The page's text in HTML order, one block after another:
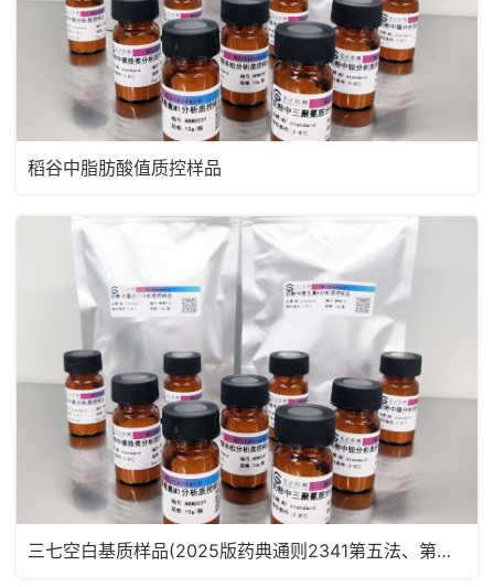
稻谷中脂肪酸值质控样品
三七空白基质样品(2025版药典通则2341第五法、第六法)MRM2182